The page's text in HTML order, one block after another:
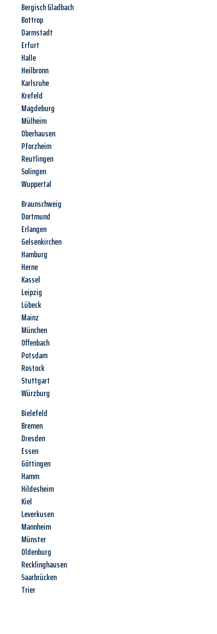
Bergisch Gladbach
Bottrop
Darmstadt
Erfurt
Halle
Heilbronn
Karlsruhe
Krefeld
Magdeburg
Mülheim
Oberhausen
Pforzheim
Reutlingen
Solingen
Wuppertal
Braunschweig
Dortmund
Erlangen
Gelsenkirchen
Hamburg
Herne
Kassel
Leipzig
Lübeck
Mainz
München
Offenbach
Potsdam
Rostock
Stuttgart
Würzburg
Bielefeld
Bremen
Dresden
Essen
Göttingen
Hamm
Hildesheim
Kiel
Leverkusen
Mannheim
Münster
Oldenburg
Recklinghausen
Saarbrücken
Trier